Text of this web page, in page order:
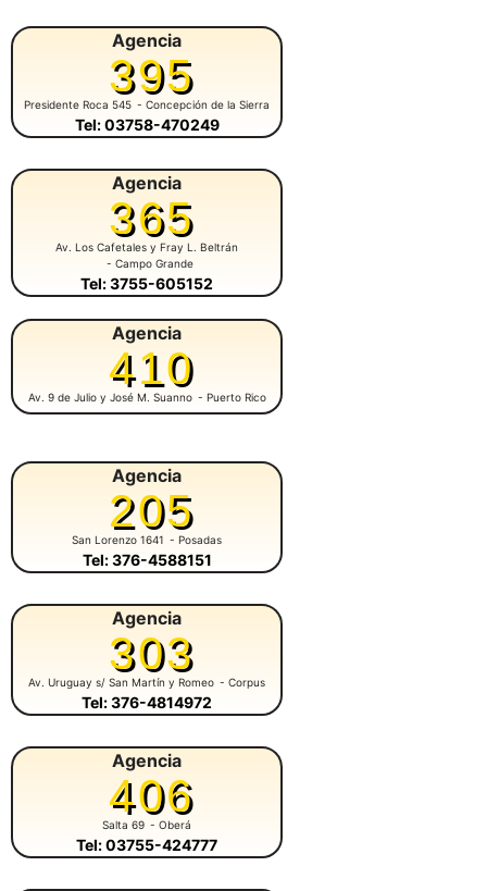
Agencia
395
Presidente Roca 545 - Concepción de la Sierra
Tel: 03758-470249
Agencia
365
Av. Los Cafetales y Fray L. Beltrán
- Campo Grande
Tel: 3755-605152
Agencia
410
Av. 9 de Julio y José M. Suanno - Puerto Rico
Agencia
205
San Lorenzo 1641 - Posadas
Tel: 376-4588151
Agencia
303
Av. Uruguay s/ San Martín y Romeo - Corpus
Tel: 376-4814972
Agencia
406
Salta 69 - Oberá
Tel: 03755-424777